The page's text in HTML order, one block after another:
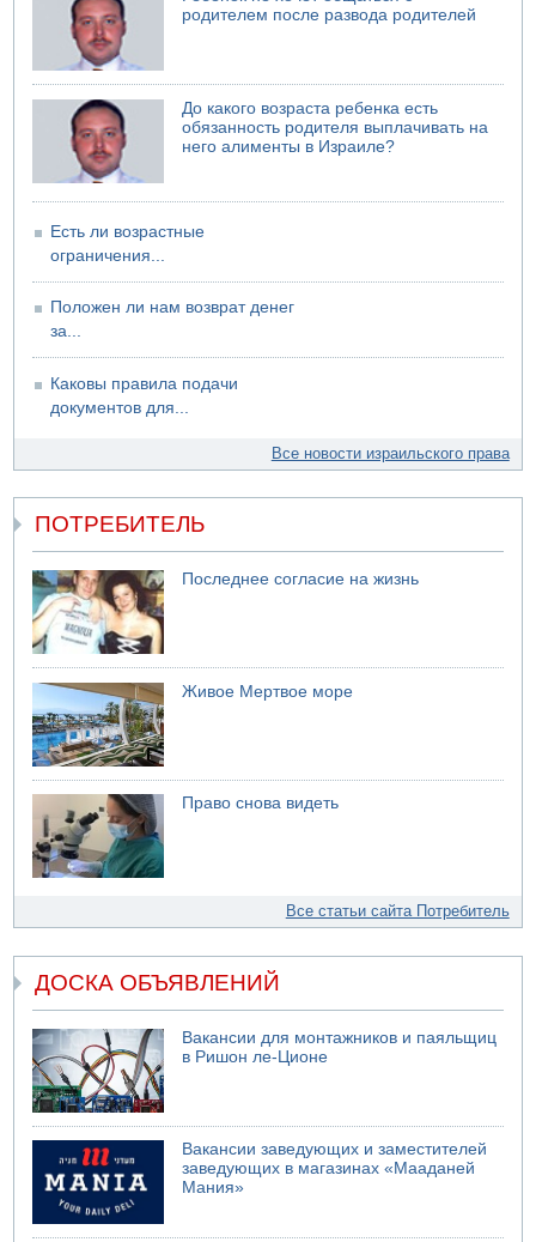
Возле Кирьят-Арбы пожар на местности
06.08.2026 12:06
США не будут давить на Израиль в вопросе Ливана
06.08.2026 11:41
Трое подростков ограбили сексшоп в Холоне
родителем после развода родителей
До какого возраста ребенка есть
обязанность родителя выплачивать на
него алименты в Израиле?
Есть ли возрастные
ограничения...
Положен ли нам возврат денег
за...
Каковы правила подачи
документов для...
Все новости израильского права
ПОТРЕБИТЕЛЬ
Последнее согласие на жизнь
Живое Мертвое море
Право снова видеть
Все статьи сайта Потребитель
ДОСКА ОБЪЯВЛЕНИЙ
Вакансии для монтажников и паяльщиц
в Ришон ле-Ционе
Вакансии заведующих и заместителей
заведующих в магазинах «Мааданей
Мания»